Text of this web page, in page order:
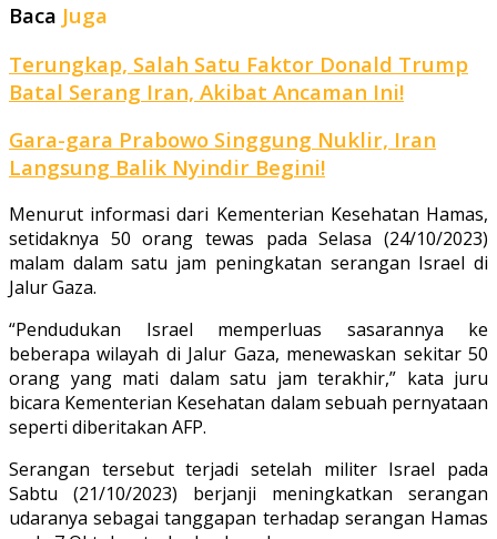
Baca Juga
Terungkap, Salah Satu Faktor Donald Trump
Batal Serang Iran, Akibat Ancaman Ini!
Gara-gara Prabowo Singgung Nuklir, Iran
Langsung Balik Nyindir Begini!
Menurut informasi dari Kementerian Kesehatan Hamas,
setidaknya 50 orang tewas pada Selasa (24/10/2023)
malam dalam satu jam peningkatan serangan Israel di
Jalur Gaza.
“Pendudukan Israel memperluas sasarannya ke
beberapa wilayah di Jalur Gaza, menewaskan sekitar 50
orang yang mati dalam satu jam terakhir,” kata juru
bicara Kementerian Kesehatan dalam sebuah pernyataan
seperti diberitakan AFP.
Serangan tersebut terjadi setelah militer Israel pada
Sabtu (21/10/2023) berjanji meningkatkan serangan
udaranya sebagai tanggapan terhadap serangan Hamas